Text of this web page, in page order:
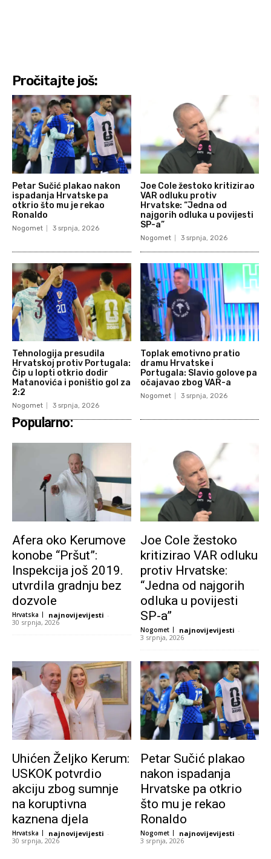
Pročitajte još:
Petar Sučić plakao nakon
ispadanja Hrvatske pa
otkrio što mu je rekao
Ronaldo
Nogomet 3 srpnja, 2026
Joe Cole žestoko kritizirao
VAR odluku protiv
Hrvatske: “Jedna od
najgorih odluka u povijesti
SP-a”
Nogomet 3 srpnja, 2026
Tehnologija presudila
Hrvatskoj protiv Portugala:
Čip u lopti otkrio dodir
Matanovića i poništio gol za
2:2
Nogomet 3 srpnja, 2026
Toplak emotivno pratio
dramu Hrvatske i
Portugala: Slavio golove pa
očajavao zbog VAR-a
Nogomet 3 srpnja, 2026
Popularno:
Afera oko Kerumove
konobe “Pršut”:
Inspekcija još 2019.
utvrdila gradnju bez
dozvole
Hrvatska najnovijevijesti -
30 srpnja, 2026
Joe Cole žestoko
kritizirao VAR odluku
protiv Hrvatske:
“Jedna od najgorih
odluka u povijesti
SP-a”
Nogomet najnovijevijesti -
3 srpnja, 2026
Uhićen Željko Kerum:
USKOK potvrdio
akciju zbog sumnje
na koruptivna
kaznena djela
Hrvatska najnovijevijesti -
30 srpnja, 2026
Petar Sučić plakao
nakon ispadanja
Hrvatske pa otkrio
što mu je rekao
Ronaldo
Nogomet najnovijevijesti -
3 srpnja, 2026